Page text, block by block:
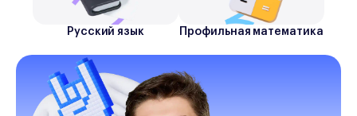
Русский язык Профильная математика